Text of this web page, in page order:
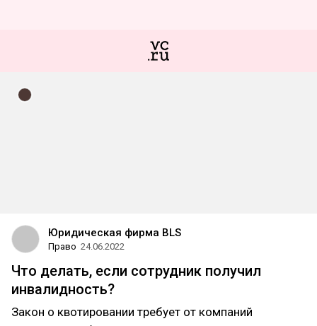
Юридическая фирма BLS
Право 24.06.2022
Что делать, если сотрудник получил
инвалидность?
Закон о квотировании требует от компаний